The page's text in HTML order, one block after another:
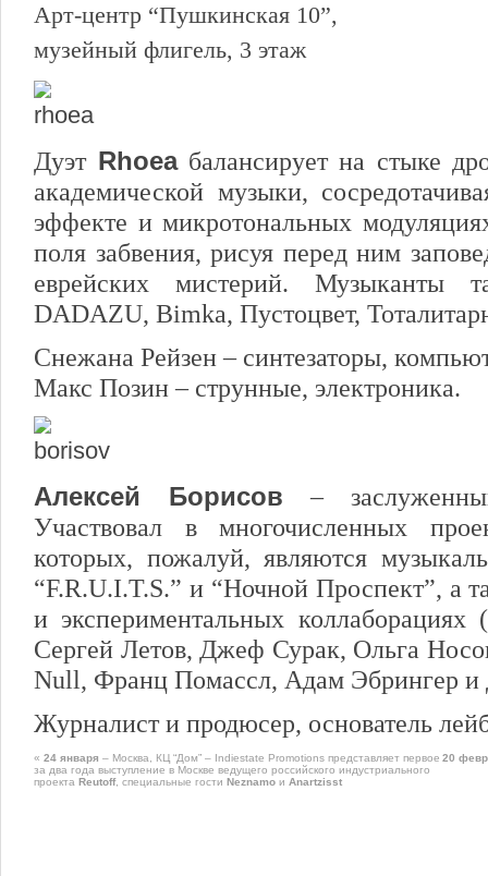
Арт-центр “Пушкинская 10”,
музейный флигель, 3 этаж
ДуэтRhoeaбалансирует на стыке
академической музыки,
эффекте и микротональных
поля забвения, рисуя перед ним
еврейских мистерий. Музыканты
DADAZU, Bimka, Пустоцвет,
Снежана Рейзен – синтезаторы,
Макс Позин – струнные, электроника.
Алексей Борисов –
Участвовал в многочисленных
которых, пожалуй, являются
“F.R.U.I.T.S.” и “Ночной Проспект”, а
и экспериментальных
Сергей Летов, Джеф Сурак, Ольга
Null, Франц Помассл, Адам Эбрингер и
Журналист и продюсер, основатель
« 24 января – Москва, КЦ “Дом” – Indiestate Promotions представляет первое
за два года выступление в Москве ведущего российского индустриального
проекта Reutoff, специальные гости Neznamo и Anartzisst
20